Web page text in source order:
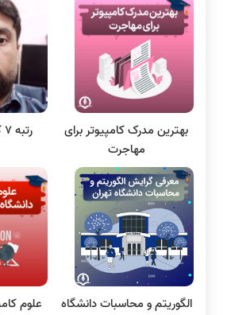
پایتون
سی شارپ
علم داده
مقاله نویسی
بلاکچین
پایگاه داده
الکترونیک دیجیتال
سیستم عامل
نظریه زبانها
سیگنال و سیستمها
بهترین مدرک کامپیوتر برای
مهاجرت
رتبه 7 کنکور ارشد 1400
الگوریتم و محاسبات دانشگاه
علوم